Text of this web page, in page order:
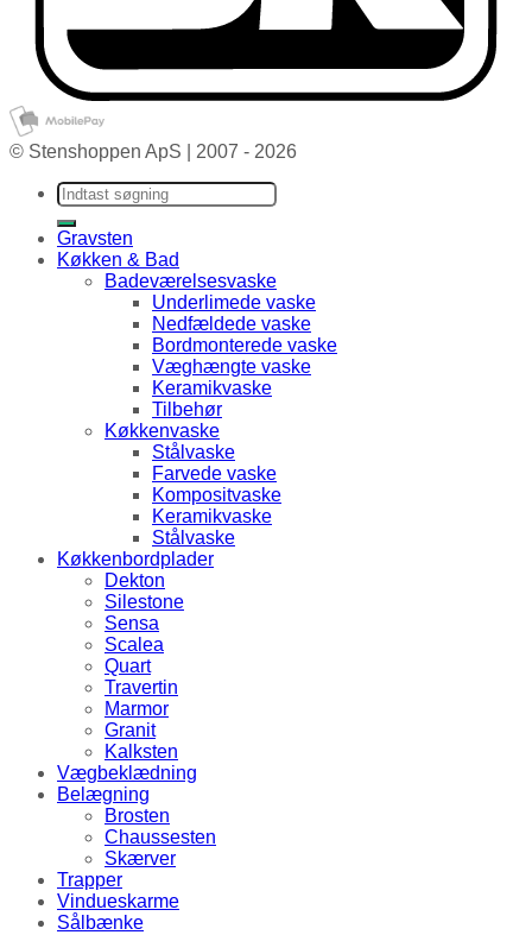
© Stenshoppen ApS | 2007 - 2026
Søg efter:
Gravsten
Køkken & Bad
Badeværelsesvaske
Underlimede vaske
Nedfældede vaske
Bordmonterede vaske
Væghængte vaske
Keramikvaske
Tilbehør
Køkkenvaske
Stålvaske
Farvede vaske
Kompositvaske
Keramikvaske
Stålvaske
Køkkenbordplader
Dekton
Silestone
Sensa
Scalea
Quart
Travertin
Marmor
Granit
Kalksten
Vægbeklædning
Belægning
Brosten
Chaussesten
Skærver
Trapper
Vindueskarme
Sålbænke